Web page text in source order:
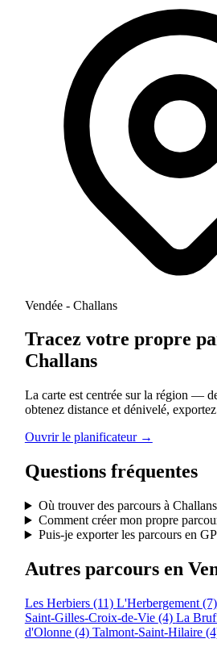
Vendée - Challans
Tracez votre propre
Challans
La carte est centrée sur la région —
obtenez distance et dénivelé,
Ouvrir le planificateur →
Questions fréquentes
Où trouver des parcours à
Comment créer mon propre
Puis-je exporter les parcours en
Autres parcours en
Les Herbiers (11) L'Herbergement (7)
Saint-Gilles-Croix-de-Vie (4) La
d'Olonne (4) Talmont-Saint-Hilaire